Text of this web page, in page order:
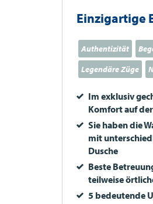
Einzigartige
Authentizität
Legendäre Züge
Im exklusiv
Komfort auf
Sie haben die
mit
Dusche
Beste
teilweise
5 bedeutende